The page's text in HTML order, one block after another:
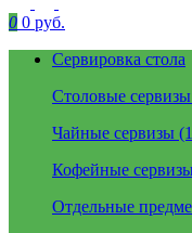
0 0 руб.
Сервировка стола
Столовые
Чайные сервизы
Кофейные
Отдельные